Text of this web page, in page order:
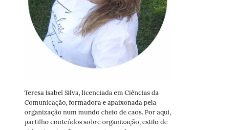
Teresa Isabel Silva, licenciada em Ciências da
Comunicação, formadora e apaixonada pela
organização num mundo cheio de caos. Por aqui,
partilho conteúdos sobre organização, estilo de